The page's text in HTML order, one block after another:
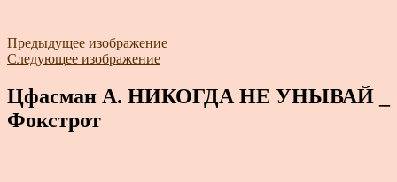
Предыдущее изображение
Следующее изображение
Цфасман А. НИКОГДА НЕ УНЫВАЙ _
Фокстрот